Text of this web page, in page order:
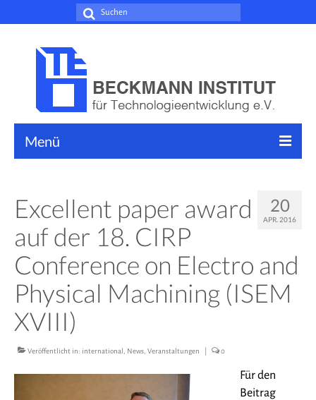
Suche
Menü
Forschungsschwerpunkte
Dienstleistungen
Weiterbildung
News
Publikationen
Verein
20
APR. 2016
Excellent paper award
auf der 18. CIRP
Conference on Electro and
Physical Machining (ISEM
XVIII)
Veröffentlicht in: international News Veranstaltungen 0
Für den
Beitrag